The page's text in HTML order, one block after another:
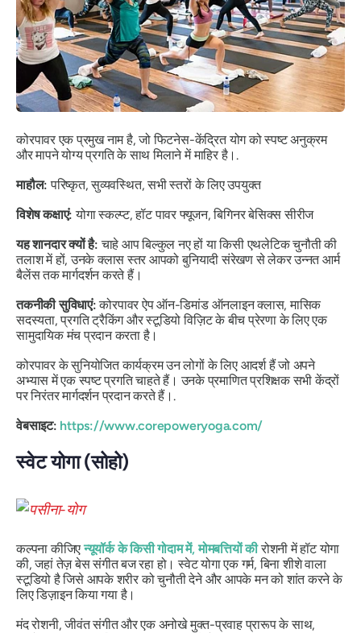
कोरपावर एक प्रमुख नाम है, जो फिटनेस-केंद्रित योग को स्पष्ट अनुक्रम
और मापने योग्य प्रगति के साथ मिलाने में माहिर है।.
माहौल: परिष्कृत, सुव्यवस्थित, सभी स्तरों के लिए उपयुक्त
विशेष कक्षाएं: योगा स्कल्प्ट, हॉट पावर फ्यूजन, बिगिनर बेसिक्स सीरीज
यह शानदार क्यों है: चाहे आप बिल्कुल नए हों या किसी एथलेटिक चुनौती की
तलाश में हों, उनके क्लास स्तर आपको बुनियादी संरेखण से लेकर उन्नत आर्म
बैलेंस तक मार्गदर्शन करते हैं।
तकनीकी सुविधाएं:कोरपावर ऐप ऑन-डिमांड ऑनलाइन क्लास, मासिक
सदस्यता, प्रगति ट्रैकिंग और स्टूडियो विज़िट के बीच प्रेरणा के लिए एक
सामुदायिक मंच प्रदान करता है।
कोरपावर के सुनियोजित कार्यक्रम उन लोगों के लिए आदर्श हैं जो अपने
अभ्यास में एक स्पष्ट प्रगति चाहते हैं। उनके प्रमाणित प्रशिक्षक सभी केंद्रों
पर निरंतर मार्गदर्शन प्रदान करते हैं।.
वेबसाइट: https://www.corepoweryoga.com/
स्वेट योगा (सोहो)
कल्पना कीजिएन्यूयॉर्क के किसी गोदाम में, मोमबत्तियों कीरोशनी में हॉट योगा
की, जहां तेज़ बेस संगीत बज रहा हो। स्वेट योगा एक गर्म, बिना शीशे वाला
स्टूडियो है जिसे आपके शरीर को चुनौती देने और आपके मन को शांत करने के
लिए डिज़ाइन किया गया है।
मंद रोशनी, जीवंत संगीत और एक अनोखे मुक्त-प्रवाह प्रारूप के साथ,